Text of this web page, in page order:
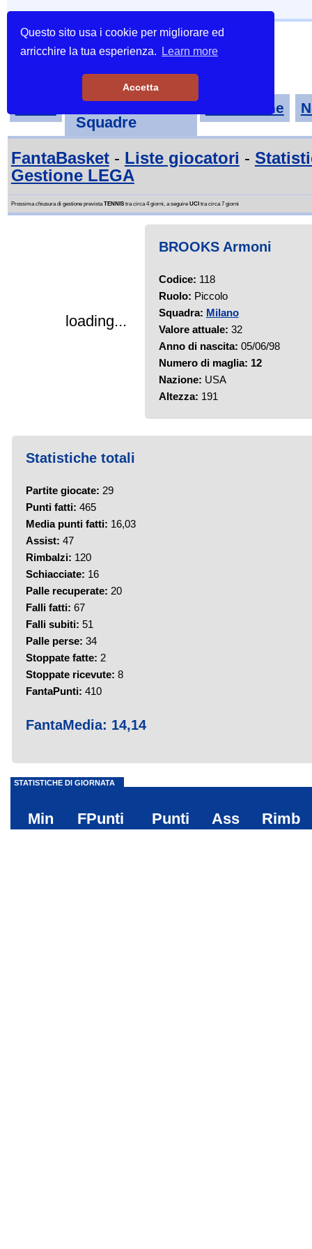
Questo sito usa i cookie per migliorare ed
arricchire la tua esperienza.
Learn more
Accetta
Tornei-
Squadre
Classifiche
FantaBasket- Liste giocatori -
Gestione LEGA
Prossima chiusura di gestione previstaTENNIStra circa 4 giorni, a seguire UCI tra circa 7 giorni
loading...
BROOKS Armoni
Codice: 118
Ruolo: Piccolo
Squadra: Milano
Valore attuale: 32
Anno di nascita: 05/06/98
Numero di maglia: 12
Nazione: USA
Altezza: 191
Statistiche totali
Partite giocate: 29
Punti fatti: 465
Media punti fatti: 16,03
Assist: 47
Rimbalzi: 120
Schiacciate: 16
Palle recuperate: 20
Falli fatti: 67
Falli subiti: 51
Palle perse: 34
Stoppate fatte: 2
Stoppate ricevute: 8
FantaPunti: 410
FantaMedia: 14,14
STATISTICHE DI GIORNATA
Min FPunti Punti Ass Rimb